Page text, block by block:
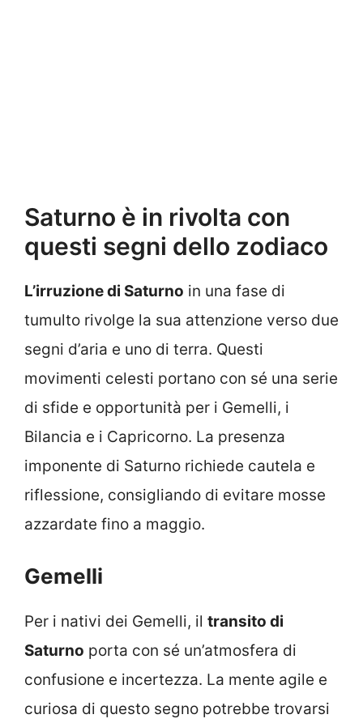
Saturno è in rivolta con
questi segni dello zodiaco
L’irruzione di Saturno in una fase di
tumulto rivolge la sua attenzione verso due
segni d’aria e uno di terra. Questi
movimenti celesti portano con sé una serie
di sfide e opportunità per i Gemelli, i
Bilancia e i Capricorno. La presenza
imponente di Saturno richiede cautela e
riflessione, consigliando di evitare mosse
azzardate fino a maggio.
Gemelli
Per i nativi dei Gemelli, il transito di
Saturno porta con sé un’atmosfera di
confusione e incertezza. La mente agile e
curiosa di questo segno potrebbe trovarsi